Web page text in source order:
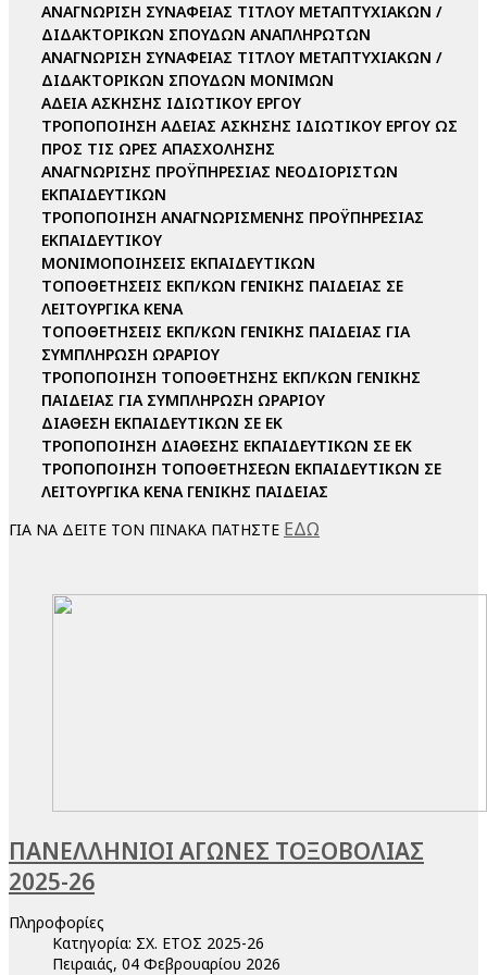
ΑΝΑΓΝΩΡΙΣΗ ΣΥΝΑΦΕΙΑΣ ΤΙΤΛΟΥ ΜΕΤΑΠΤΥΧΙΑΚΩΝ /
ΔΙΔΑΚΤΟΡΙΚΩΝ ΣΠΟΥΔΩΝ ΑΝΑΠΛΗΡΩΤΩΝ
ΑΝΑΓΝΩΡΙΣΗ ΣΥΝΑΦΕΙΑΣ ΤΙΤΛΟΥ ΜΕΤΑΠΤΥΧΙΑΚΩΝ /
ΔΙΔΑΚΤΟΡΙΚΩΝ ΣΠΟΥΔΩΝ ΜΟΝΙΜΩΝ
ΑΔΕΙΑ ΑΣΚΗΣΗΣ ΙΔΙΩΤΙΚΟΥ ΕΡΓΟΥ
ΤΡΟΠΟΠΟΙΗΣΗ ΑΔΕΙΑΣ ΑΣΚΗΣΗΣ ΙΔΙΩΤΙΚΟΥ ΕΡΓΟΥ ΩΣ
ΠΡΟΣ ΤΙΣ ΩΡΕΣ ΑΠΑΣΧΟΛΗΣΗΣ
ΑΝΑΓΝΩΡΙΣΗΣ ΠΡΟΫΠΗΡΕΣΙΑΣ ΝΕΟΔΙΟΡΙΣΤΩΝ
ΕΚΠΑΙΔΕΥΤΙΚΩΝ
ΤΡΟΠΟΠΟΙΗΣΗ ΑΝΑΓΝΩΡΙΣΜΕΝΗΣ ΠΡΟΫΠΗΡΕΣΙΑΣ
ΕΚΠΑΙΔΕΥΤΙΚΟΥ
ΜΟΝΙΜΟΠΟΙΗΣΕΙΣ ΕΚΠΑΙΔΕΥΤΙΚΩΝ
ΤΟΠΟΘΕΤΗΣΕΙΣ ΕΚΠ/ΚΩΝ ΓΕΝΙΚΗΣ ΠΑΙΔΕΙΑΣ ΣΕ
ΛΕΙΤΟΥΡΓΙΚΑ ΚΕΝΑ
ΤΟΠΟΘΕΤΗΣΕΙΣ ΕΚΠ/ΚΩΝ ΓΕΝΙΚΗΣ ΠΑΙΔΕΙΑΣ ΓΙΑ
ΣΥΜΠΛΗΡΩΣΗ ΩΡΑΡΙΟΥ
ΤΡΟΠΟΠΟΙΗΣΗ ΤΟΠΟΘΕΤΗΣΗΣ ΕΚΠ/ΚΩΝ ΓΕΝΙΚΗΣ
ΠΑΙΔΕΙΑΣ ΓΙΑ ΣΥΜΠΛΗΡΩΣΗ ΩΡΑΡΙΟΥ
ΔΙΑΘΕΣΗ ΕΚΠΑΙΔΕΥΤΙΚΩΝ ΣΕ ΕΚ
ΤΡΟΠΟΠΟΙΗΣΗ ΔΙΑΘΕΣΗΣ ΕΚΠΑΙΔΕΥΤΙΚΩΝ ΣΕ ΕΚ
ΤΡΟΠΟΠΟΙΗΣΗ ΤΟΠΟΘΕΤΗΣΕΩΝ ΕΚΠΑΙΔΕΥΤΙΚΩΝ ΣΕ
ΛΕΙΤΟΥΡΓΙΚΑ ΚΕΝΑ ΓΕΝΙΚΗΣ ΠΑΙΔΕΙΑΣ
ΓΙΑ ΝΑ ΔΕΙΤΕ ΤΟΝ ΠΙΝΑΚΑ ΠΑΤΗΣΤΕ ΕΔΩ
ΠΑΝΕΛΛΗΝΙΟΙ ΑΓΩΝΕΣ ΤΟΞΟΒΟΛΙΑΣ
2025-26
Πληροφορίες
Κατηγορία: ΣΧ. ΕΤΟΣ 2025-26
Πειραιάς, 04 Φεβρουαρίου 2026